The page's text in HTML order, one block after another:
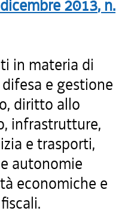
2013, n.
in materia di
e gestione
diritto allo
infrastrutture,
e trasporti,
autonomie
economiche e